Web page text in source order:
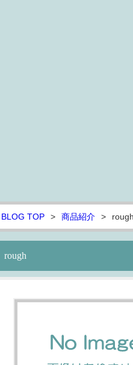
BLOG TOP
> 商品紹介 > rough
rough